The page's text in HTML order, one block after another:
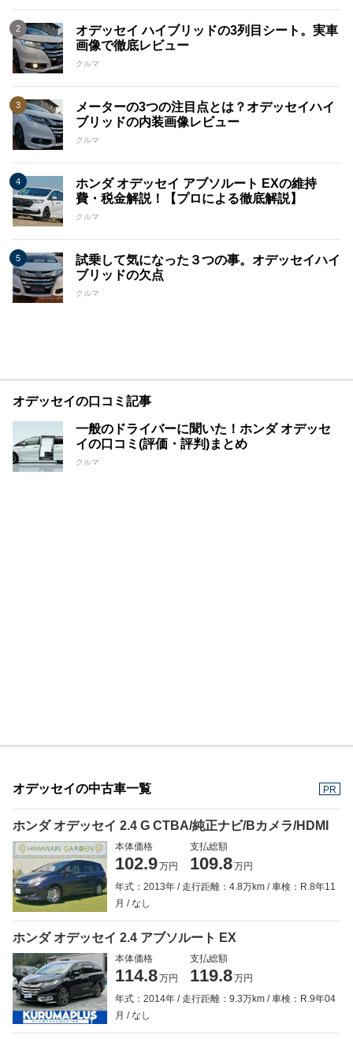
オデッセイ ハイブリッドの3列目シート。実車
画像で徹底レビュー
クルマ
メーターの3つの注目点とは？オデッセイハイ
ブリッドの内装画像レビュー
クルマ
ホンダ オデッセイ アブソルート EXの維持
費・税金解説！【プロによる徹底解説】
クルマ
試乗して気になった３つの事。オデッセイハイ
ブリッドの欠点
クルマ
オデッセイの口コミ記事
一般のドライバーに聞いた！ホンダ オデッセ
イの口コミ(評価・評判)まとめ
クルマ
オデッセイの中古車一覧 PR
ホンダ オデッセイ 2.4 G CTBA/純正ナビ/Bカメラ/HDMI
本体価格
102.9万円
支払総額
109.8万円
年式：2013年
走行距離：4.8万km
車検：R.8年11
月
なし
ホンダ オデッセイ 2.4 アブソルート EX
本体価格
114.8万円
支払総額
119.8万円
年式：2014年
走行距離：9.3万km
車検：R.9年04
月
なし